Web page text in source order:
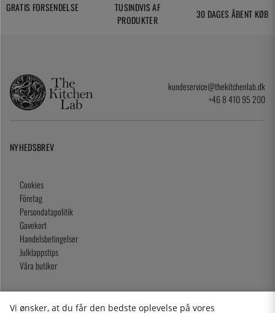
GRATIS FORSENDELSE
TUSINDVIS AF
PRODUKTER
30 DAGES ÅBENT KØB
kundeservice@thekitchenlab.dk
+46 8 410 95 200
NYHEDSBREV
Cookies
Företag
Persondatapolitik
Gavekort
Handelsbetingelser
Julklappstips
Våra butiker
Vi ønsker, at du får den bedste oplevelse på vores